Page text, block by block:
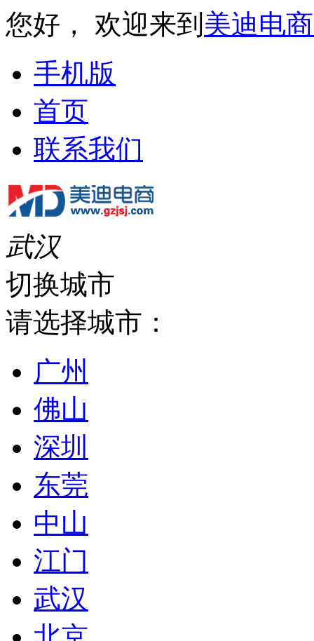
您好， 欢迎来到 美迪电
手机版
首页
联系我们
武汉
切换城市
请选择城市：
广州
佛山
深圳
东莞
中山
江门
武汉